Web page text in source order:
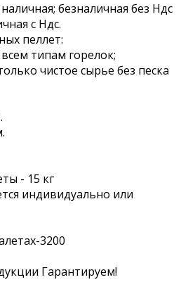
безналичная без Ндс
с Ндс.
пеллет:
типам горелок;
чистое сырье без песка
- 15 кг
индивидуально или
3200
Гарантируем!